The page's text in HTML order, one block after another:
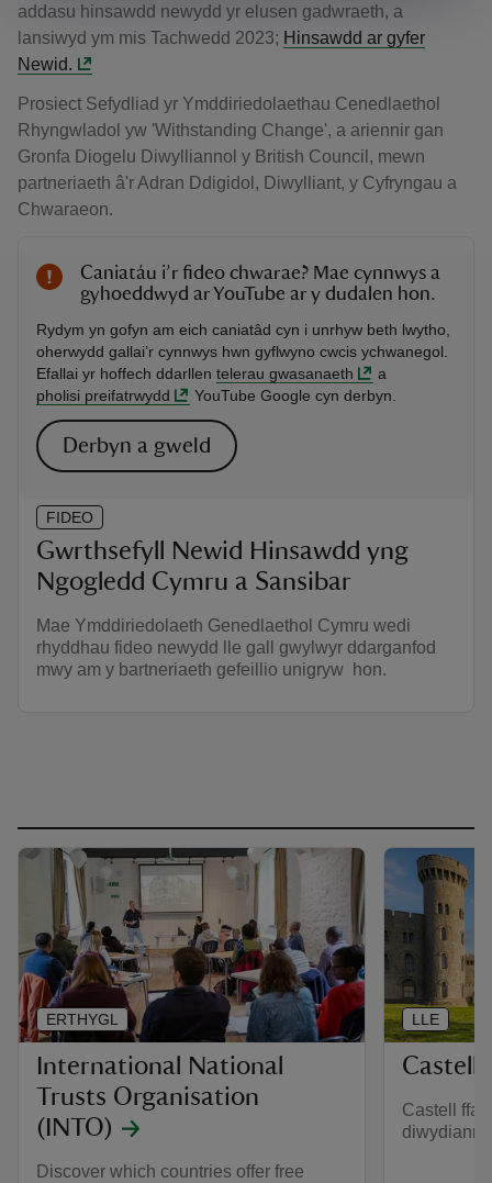
addasu hinsawdd newydd yr elusen gadwraeth, a
lansiwyd ym mis Tachwedd 2023; Hinsawdd ar gyfer
Newid.
Prosiect Sefydliad yr Ymddiriedolaethau Cenedlaethol
Rhyngwladol yw 'Withstanding Change', a ariennir gan
Gronfa Diogelu Diwylliannol y British Council, mewn
partneriaeth â'r Adran Ddigidol, Diwylliant, y Cyfryngau a
Chwaraeon.
FIDEO
Gwrthsefyll Newid Hinsawdd yng
Ngogledd Cymru a Sansibar
Mae Ymddiriedolaeth Genedlaethol Cymru wedi
rhyddhau fideo newydd lle gall gwylwyr ddarganfod
mwy am y bartneriaeth gefeillio unigryw hon.
Caniatáu i’r fideo chwarae? Mae cynnwys a
gyhoeddwyd ar YouTube ar y dudalen hon.
Rydym yn gofyn am eich caniatâd cyn i unrhyw beth lwytho,
oherwydd gallai’r cynnwys hwn gyflwyno cwcis ychwanegol.
Efallai yr hoffech ddarllen telerau gwasanaeth
a
pholisi preifatrwydd
YouTube Google cyn derbyn.
Derbyn a gweld
International National
Trusts Organisation
(INTO)
Discover which countries offer free
ERTHYGL
Castell
Castell
LLE